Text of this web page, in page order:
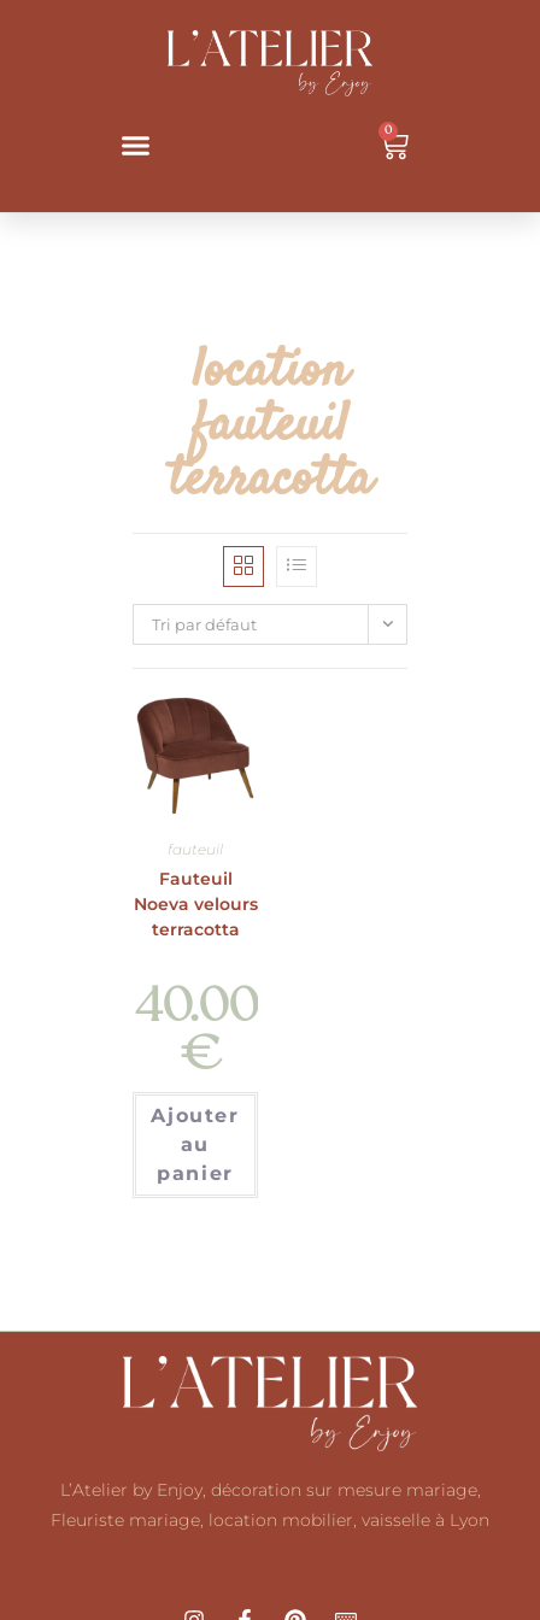
0
location
fauteuil
terracotta
Tri par défaut
fauteuil
Fauteuil
Noeva velours
terracotta
40.00
€
Ajouter
au
panier
L’Atelier by Enjoy, décoration sur mesure mariage,
Fleuriste mariage, location mobilier, vaisselle à Lyon